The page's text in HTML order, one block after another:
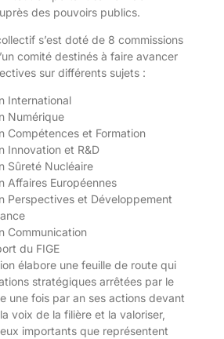
des pouvoirs publics.
s’est doté de 8 commissions
comité destinés à faire avancer
sur différents sujets :
International
Numérique
Compétences et Formation
Innovation et R&D
Sûreté Nucléaire
Affaires Européennes
Perspectives et Développement
Communication
du FIGE
élabore une feuille de route qui
stratégiques arrêtées par le
une fois par an ses actions devant
voix de la filière et la valoriser,
importants que représentent